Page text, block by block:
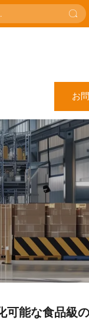
お
可能な食品級